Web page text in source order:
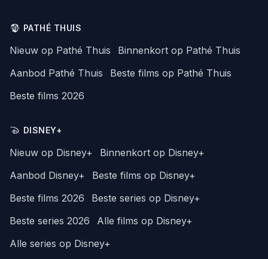
PATHÉ THUIS
Nieuw op Pathé Thuis
Binnenkort op Pathé Thuis
Aanbod Pathé Thuis
Beste films op Pathé Thuis
Beste films 2026
DISNEY+
Nieuw op Disney+
Binnenkort op Disney+
Aanbod Disney+
Beste films op Disney+
Beste films 2026
Beste series op Disney+
Beste series 2026
Alle films op Disney+
Alle series op Disney+